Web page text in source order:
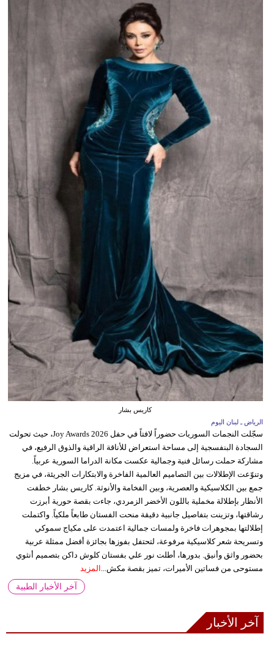
كاريس بشار
الرياض ـ لبنان اليوم
سجّلت النجمات السوريات حضوراً لافتاً في حفل Joy Awards 2026، حيث تحولت
السجادة البنفسجية إلى مساحة استعراض للأناقة الراقية والذوق الرفيع، في
مشاركة حملت رسائل فنية وجمالية عكست مكانة الدراما السورية عربياً.
وتنوّعت الإطلالات بين التصاميم العالمية الفاخرة والابتكارات الجريئة، في مزيج
جمع بين الكلاسيكية والعصرية، وبين الفخامة والأنوثة. كاريس بشار خطفت
الأنظار بإطلالة مخملية باللون الأخضر الزمردي، جاءت بقصة حورية أبرزت
رشاقتها، وتزينت بتفاصيل جانبية دقيقة منحت الفستان طابعاً ملكياً. واكتملت
إطلالتها بمجوهرات فاخرة ولمسات جمالية اعتمدت على مكياج سموكي
وتسريحة شعر كلاسيكية مرفوعة، لتحتفل بفوزها بجائزة أفضل ممثلة عربية
بحضور واثق وأنيق. بدورها، أطلت نور علي بفستان كلوش داكن بتصميم أنثوي
مستوحى من فساتين الأميرات، تميز بقصة مكش...
المزيد
آخر الأخبار الطبية
آخر الأخبار